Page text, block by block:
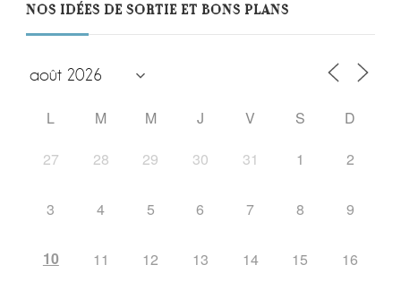
NOS IDÉES DE SORTIE ET BONS PLANS
L M M J V S
D
27
28 29 30 31 1 2
3 4 5 6 7 8 9
10 11 12 13 14 15 16